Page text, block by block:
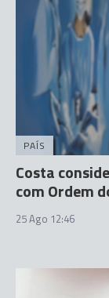
PAÍS
Costa
com Ordem
25 Ago 12:46